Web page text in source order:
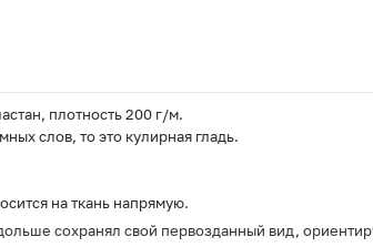
плотность 200 г/м.
слов, то это кулирная гладь.
на ткань напрямую.
сохранял свой первозданный вид,